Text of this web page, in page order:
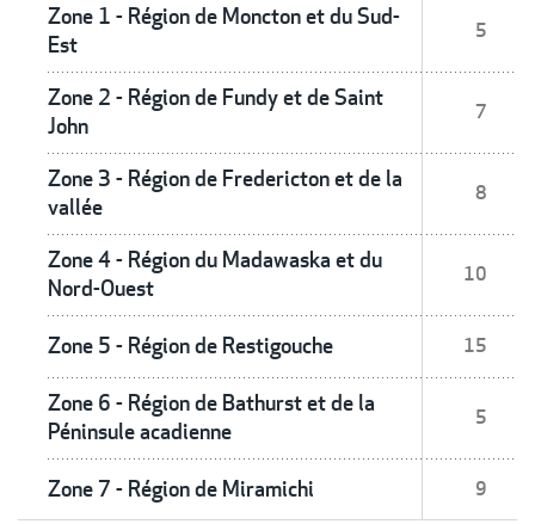
Zone 1 - Région de Moncton et du Sud-
Est
5
Zone 2 - Région de Fundy et de Saint
John
7
Zone 3 - Région de Fredericton et de la
vallée
8
Zone 4 - Région du Madawaska et du
Nord-Ouest
10
Zone 5 - Région de Restigouche 15
Zone 6 - Région de Bathurst et de la
Péninsule acadienne
5
Zone 7 - Région de Miramichi 9